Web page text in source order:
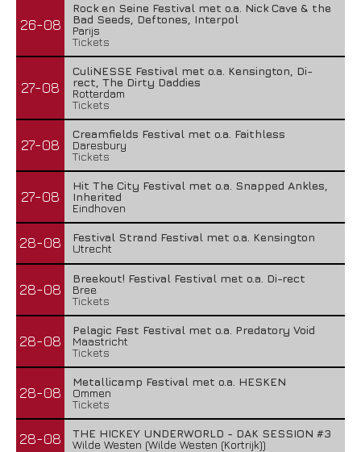
26-08
Rock en Seine Festival met o.a. Nick Cave & the
Bad Seeds, Deftones, Interpol
Parijs
Tickets
27-08
CuliNESSE Festival met o.a. Kensington, Di-
rect, The Dirty Daddies
Rotterdam
Tickets
27-08
Creamfields Festival met o.a. Faithless
Daresbury
Tickets
27-08
Hit The City Festival met o.a. Snapped Ankles,
Inherited
Eindhoven
28-08
Festival Strand Festival met o.a. Kensington
Utrecht
28-08
Breekout! Festival Festival met o.a. Di-rect
Bree
Tickets
28-08
Pelagic Fest Festival met o.a. Predatory Void
Maastricht
Tickets
28-08
Metallicamp Festival met o.a. HESKEN
Ommen
Tickets
28-08
THE HICKEY UNDERWORLD - DAK SESSION #3
Wilde Westen (Wilde Westen (Kortrijk))